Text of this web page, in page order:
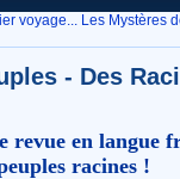
voyage... Les Mystères
- Des
revue en langue
racines !